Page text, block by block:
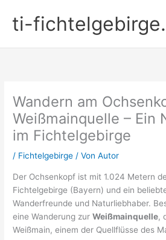
Inhalt
springen
ti-
Wandern am
Weißmainquelle – Ein
im Fichtelgebirge
/ Fichtelgebirge / VonAutor
Der Ochsenkopf ist mit 1.024 Metern
Fichtelgebirge (Bayern) und ein
Wanderfreunde und Naturliebhaber.
eine Wanderung zurWeißmainquelle,
Weißmain, einem der Quellflüsse des